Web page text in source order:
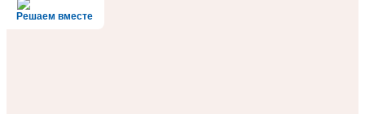
Решаем вместе